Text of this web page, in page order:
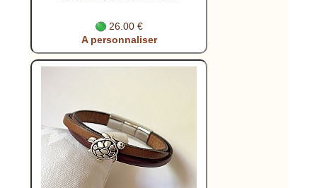
26.00 €
A personnaliser